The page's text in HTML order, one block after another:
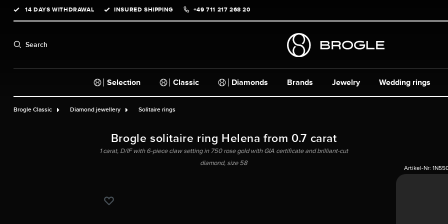
Skip to main navigation
14 DAYS WITHDRAWAL INSURED SHIPPING +49 711 217 268 20
Search
Selection Classic Diamonds Brands Jewelry Wedding rings
Brogle Classic Diamond jewellery Solitaire rings
Brogle solitaire ring Helena from 0.7 carat
1 carat, D/IF with 6-piece claw setting in 750 rose gold with GIA certificate and brilliant-cut
diamond, size 58
Artikel-Nr: